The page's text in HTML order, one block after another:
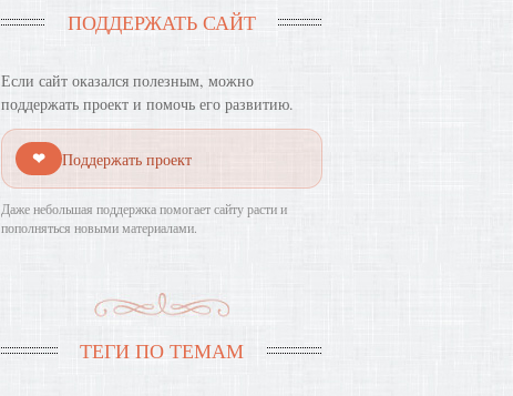
ПОДДЕРЖАТЬ САЙТ
Если сайт оказался полезным, можно
поддержать проект и помочь его развитию.
❤ Поддержать проект
Даже небольшая поддержка помогает сайту расти и
пополняться новыми материалами.
ТЕГИ ПО ТЕМАМ